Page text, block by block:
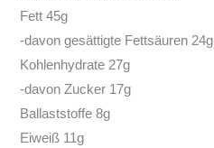
Fett 45g
-davon gesättigte Fettsäuren 24g
Kohlenhydrate 27g
-davon Zucker 17g
Ballaststoffe 8g
Eiweiß 11g